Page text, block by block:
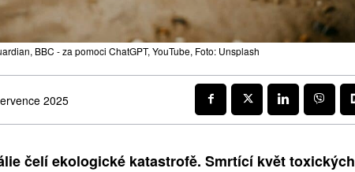
BBC - za pomoci ChatGPT, YouTube, Foto: Unsplash
2025
čelí ekologické katastrofě. Smrtící květ toxických